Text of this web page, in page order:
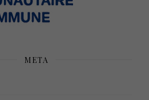
META